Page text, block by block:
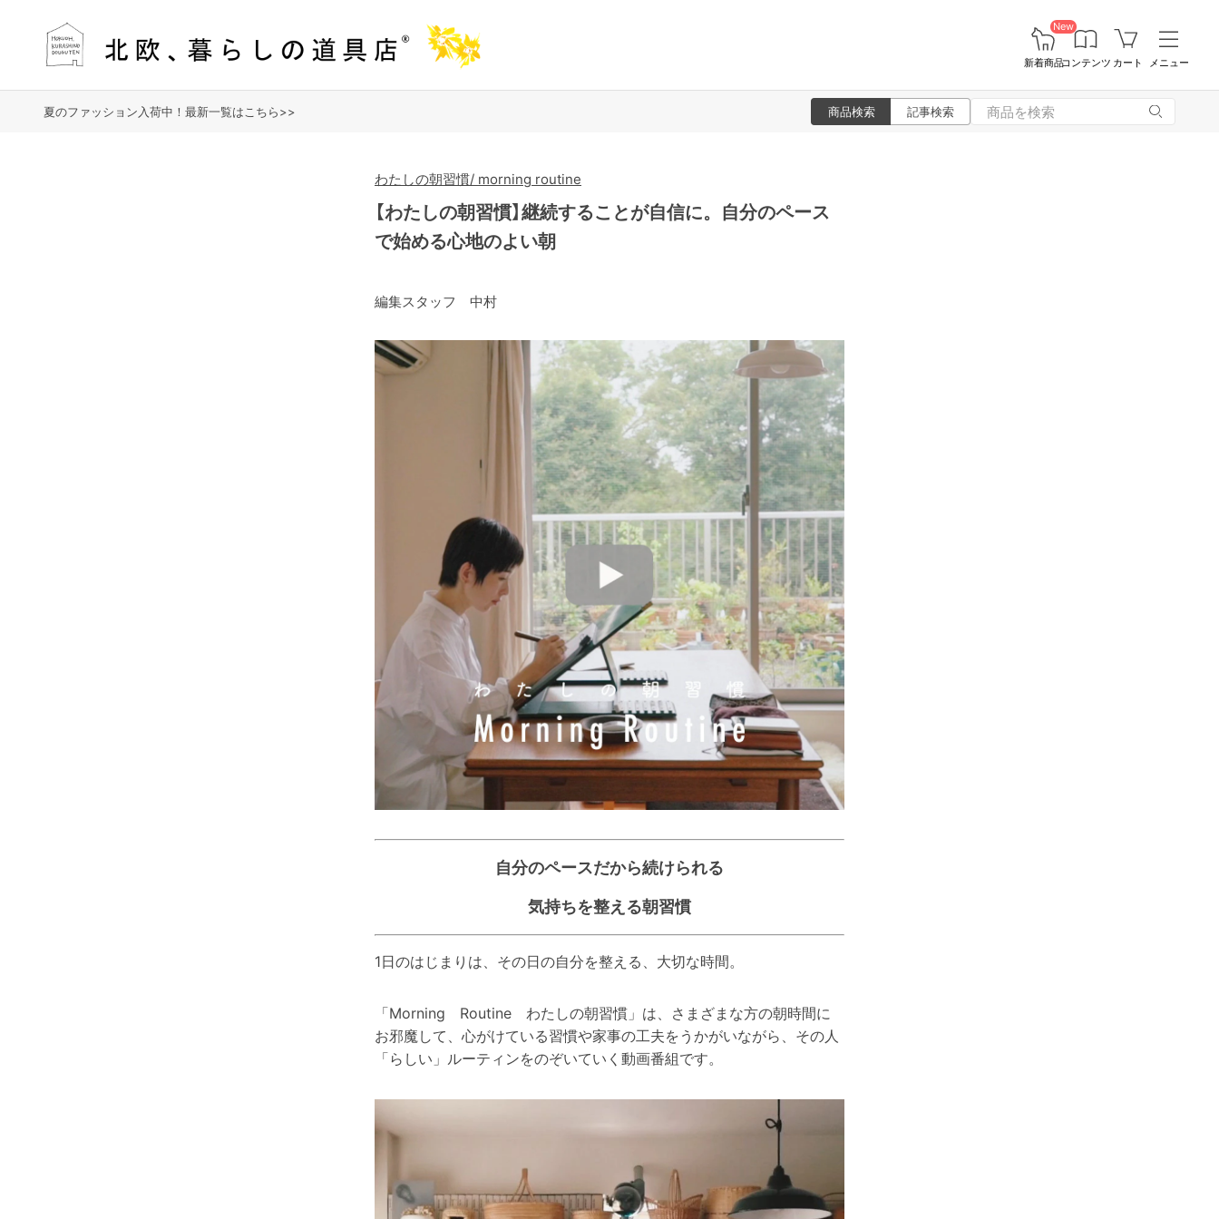
New
新着商品コンテンツ カート メニュー
夏のファッション入荷中！最新一覧はこちら>> 商品検索 記事検索
わたしの朝習慣/ morning routine
【わたしの朝習慣】継続することが自信に。自分のペース
で始める心地のよい朝
編集スタッフ 中村
自分のペースだから続けられる
気持ちを整える朝習慣
1日のはじまりは、その日の自分を整える、大切な時間。
「Morning Routine わたしの朝習慣」は、さまざまな方の朝時間に
お邪魔して、心がけている習慣や家事の工夫をうかがいながら、その人
「らしい」ルーティンをのぞいていく動画番組です。